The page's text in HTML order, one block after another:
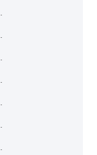
能否拒绝过户？
住原配80%份额！
按法定继承处理
税官方回复来了！
还有效吗？
，协议有效吗？
否仍享有继承权？